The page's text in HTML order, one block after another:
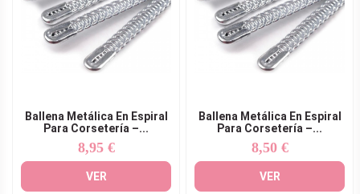
Ballena Metálica En Espiral
Para Corsetería –...
Precio
8,95 €
VER
Ballena Metálica En Espiral
Para Corsetería –...
Precio
8,50 €
VER